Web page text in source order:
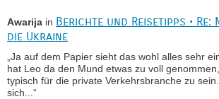
Awarija in Berichte und Reisetipps • Re:
die Ukraine
„Ja auf dem Papier sieht das wohl alles sehr
hat Leo da den Mund etwas zu voll
typisch für die private Verkehrsbranche zu
sich...“